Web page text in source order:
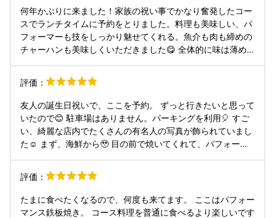
れてから 9:00前くらいに 私達が最後にデザートを頂いてい
る最中に かなりおもむろに 閉店準備を始められて ゆっくり
くつろぐこともできず そそくさと退散という感じで お店を
後にしました。 ささやかですが、大切な人のお祝いの席で選
んだのに、何となくとても残念な気持ちになりました。 栄に
し訳ないけど ないかもと思いました。
何年かぶりに来ました！家族の祝い事でかなり奮発したコー
スでランチタイムに予約をとりました。料理も美味しい、パ
フォーマーも技をしっかり魅せてくれる。魚介も肉も締めの
チャーハンも美味しくいただきました😋 全体的に味は薄め
ってサイコーの時間を過ごせました。 料理はサラダと最後の
デザートだけ写真を撮りました。肉や魚介は撮り忘れまし
た、、。
評価：
友人の誕生日祝いで、ここを予約。 ずっと行きたいと思って
いたので😊 駐車場はありません。パーキングを利用🎈 すご
い、綺麗な店内でたくさんの有名人の写真が飾られていまし
た☺️ まず、海鮮から🥹 目の前で焼いてくれて、パフォーマ
った❤️イケメンのパフォーマさんにメロメロな二人でした🥰
❤️ 肉も、チャーハンも美味しかった🥹 誕生日におすすめで
す🐣❤️ ランチは土日のみらしく、私たちともうひと組だけで
最高にゆっくり食べれました🥹
評価：
たまに食べたくなるので、何度も来てます。 ここはパフォー
マンス鉄板焼き。 コース料理を普通に食べるより楽しいです